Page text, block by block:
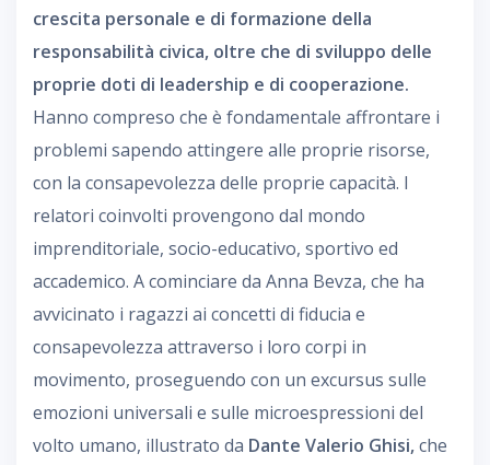
crescita personale e di formazione della
responsabilità civica, oltre che di sviluppo delle
proprie doti di leadership e di cooperazione.
Hanno compreso che è fondamentale affrontare i
problemi sapendo attingere alle proprie risorse,
con la consapevolezza delle proprie capacità. I
relatori coinvolti provengono dal mondo
imprenditoriale, socio-educativo, sportivo ed
accademico. A cominciare da Anna Bevza, che ha
avvicinato i ragazzi ai concetti di fiducia e
consapevolezza attraverso i loro corpi in
movimento, proseguendo con un excursus sulle
emozioni universali e sulle microespressioni del
volto umano, illustrato da Dante Valerio Ghisi,che